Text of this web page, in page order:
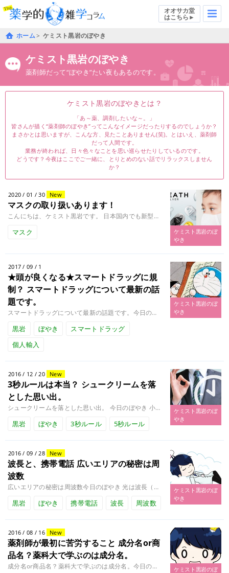
オオサカ堂
はこちら►
ホーム ケミスト黒岩のぼやき
ケミスト黒岩のぼやき
薬剤師だって“ぼやき”たい夜もあるのです。
ケミスト黒岩のぼやきとは？
「あ～薬、調剤したいな～。」
皆さんが描く“薬剤師のぼやき”ってこんなイメージだったりするのでしょうか？
まさかとは思いますが、こんな方、見たことありません(笑)。とはいえ、薬剤師
だって人間です。
業務が終われば、日々色々なことを思い巡らせたりしているのです。
どうです？今夜はここでご一緒に、とりとめのない話でリラックスしません
か？
ケミスト黒岩のぼ
やき
2020 / 01 / 30 New
マスクの取り扱いあります！
こんにちは、ケミスト黒岩です。 日本国内でも新型コロナウイルスの感染者が出てしまい、大変な騒ぎになっています。 一部の薬........
マスク
ケミスト黒岩のぼ
やき
2017 / 09 / 1
★頭が良くなる★スマートドラッグに規
制？ スマートドラッグについて最新の話
題です。
スマートドラッグについて最新の話題です。今日のぼやき 先日、スマートドラッグについてニュースがありました。厚生労働省はス........
黒岩 ぼやき
スマートドラッグ
個人輸入
ケミスト黒岩のぼ
やき
2016 / 12 / 20 New
3秒ルールは本当？ シュークリームを落
とした思い出。
シュークリームを落とした思い出。 今日のぼやき 小学校の時、デザートのシュークリームを落としてしまった記憶をなぜか今でも........
黒岩 ぼやき 3秒ルール 5秒ルール
ケミスト黒岩のぼ
やき
2016 / 09 / 28 New
波長と、携帯電話 広いエリアの秘密は周
波数
広いエリアの秘密は周波数今日のぼやき 光は波長（周波数）の集まり。波長とは空間に存在する波の長さのこと。 私たちが見える........
黒岩 ぼやき 携帯電話 波長 周波数
ケミスト黒岩のぼ
2016 / 08 / 16 New
薬剤師が最初に苦労すること 成分名or商
品名？薬科大で学ぶのは成分名。
成分名or商品名？薬科大で学ぶのは成分名。今日のぼやき みなさんは、薬を購入する際、どこに注目していますか？私たち薬剤師........